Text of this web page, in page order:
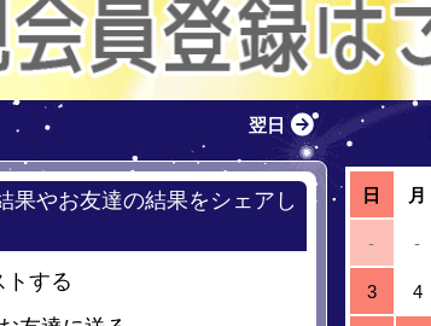
翌日
果やお友達の結果をシェアし
トする
日 月
- -
3 4